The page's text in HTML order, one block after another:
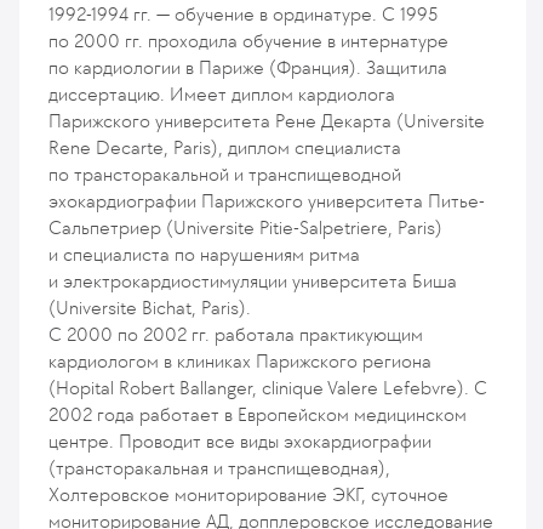
1992-1994 гг. — обучение в ординатуре. С 1995
по 2000 гг. проходила обучение в интернатуре
по кардиологии в Париже (Франция). Защитила
диссертацию. Имеет диплом кардиолога
Парижского университета Рене Декарта (Universite
Rene Decarte, Paris), диплом специалиста
по трансторакальной и транспищеводной
эхокардиографии Парижского университета Питье-
Сальпетриер (Universite Pitie-Salpetriere, Paris)
и специалиста по нарушениям ритма
и электрокардиостимуляции университета Биша
(Universite Bichat, Paris).
C 2000 по 2002 гг. работала практикующим
кардиологом в клиниках Парижского региона
(Hopital Robert Ballanger, clinique Valere Lefebvre). C
2002 года работает в Европейском медицинском
центре. Проводит все виды эхокардиографии
(трансторакальная и транспищеводная),
Холтеровское мониторирование ЭКГ, суточное
мониторирование АД, допплеровское исследование